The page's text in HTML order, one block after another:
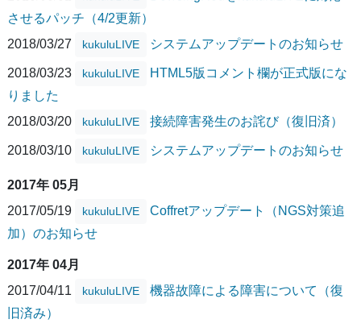
させるパッチ（4/2更新）
2018/03/27
kukuluLIVE システムアップデートのお知らせ
2018/03/23 kukuluLIVE
HTML5版コメント欄が正式版にな
りました
2018/03/20
kukuluLIVE 接続障害発生のお詫び（復旧済）
2018/03/10 kukuluLIVE システムアップデートのお知らせ
2017年 05月
2017/05/19
kukuluLIVE
Coffretアップデート（NGS対策追
加）のお知らせ
2017年 04月
2017/04/11
kukuluLIVE
機器故障による障害について（復
旧済み）